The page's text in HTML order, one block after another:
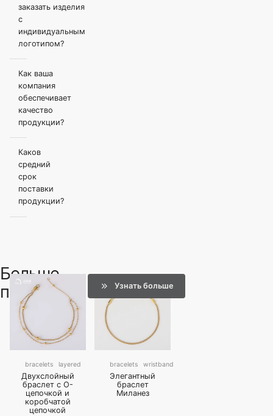
заказать изделия
с
индивидуальным
логотипом?
Как ваша
компания
обеспечивает
качество
продукции?
Каков
средний
срок
поставки
продукции?
Больше
продуктов
bracelets layered
Двухслойный
браслет с O-
цепочкой и
коробчатой
цепочкой
bracelets wristband
Элегантный
браслет
Миланез
Узнать больше